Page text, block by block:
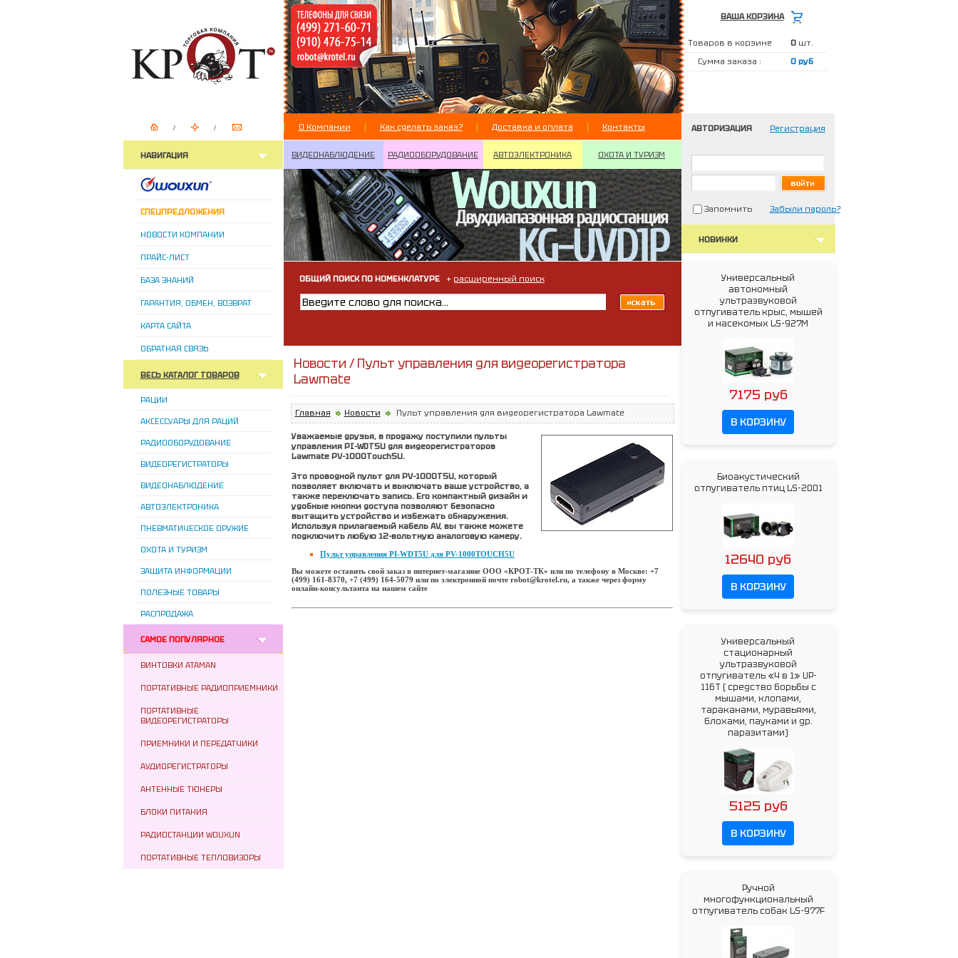
ВАША КОРЗИНА
Товаров в корзине 0 шт.
Сумма заказа :
0 руб
О Компании Как сделать заказ? Доставка и оплата Контакты
НАВИГАЦИЯ
СПЕЦПРЕДЛОЖЕНИЯ
НОВОСТИ КОМПАНИИ
ПРАЙС-ЛИСТ
БАЗА ЗНАНИЙ
ГАРАНТИЯ, ОБМЕН, ВОЗВРАТ
КАРТА САЙТА
ОБРАТНАЯ СВЯЗЬ
ВЕСЬ КАТАЛОГ ТОВАРОВ
РАЦИИ
АКСЕССУАРЫ ДЛЯ РАЦИЙ
РАДИООБОРУДОВАНИЕ
ВИДЕОРЕГИСТРАТОРЫ
ВИДЕОНАБЛЮДЕНИЕ
АВТОЭЛЕКТРОНИКА
ПНЕВМАТИЧЕСКОЕ ОРУЖИЕ
ОХОТА И ТУРИЗМ
ЗАЩИТА ИНФОРМАЦИИ
ПОЛЕЗНЫЕ ТОВАРЫ
РАСПРОДАЖА
САМОЕ ПОПУЛЯРНОЕ
ВИНТОВКИ ATAMAN
ПОРТАТИВНЫЕ РАДИОПРИЕМНИКИ
ПОРТАТИВНЫЕ
ВИДЕОРЕГИСТРАТОРЫ
ПРИЕМНИКИ И ПЕРЕДАТЧИКИ
АУДИОРЕГИСТРАТОРЫ
АНТЕННЫЕ ТЮНЕРЫ
БЛОКИ ПИТАНИЯ
РАДИОСТАНЦИИ WOUXUN
ПОРТАТИВНЫЕ ТЕПЛОВИЗОРЫ
ВИДЕОНАБЛЮДЕНИЕ РАДИООБОРУДОВАНИЕ АВТОЭЛЕКТРОНИКА ОХОТА И ТУРИЗМ
ОБЩИЙ ПОИСК ПО НОМЕНКЛАТУРЕ+ расширенный поиск
Новости / Пульт управления для видеорегистратора
Lawmate
Главная Новости Пульт управления для видеорегистратора Lawmate
Уважаемые друзья, в продажу поступили пульты
управления PI-WDT5U для видеорегистраторов
Lawmate PV-1000Touch5U.
Это проводной пульт для PV-1000T5U, который
позволяет включать и выключать ваше устройство, а
также переключать запись. Его компактный дизайн и
удобные кнопки доступа позволяют безопасно
вытащить устройство и избежать обнаружения.
Используя прилагаемый кабель AV, вы также можете
подключить любую 12-вольтную аналоговую камеру.
Пульт управления PI-WDT5U для PV-1000TOUCH5U
Вы можете оставить свой заказ в интернет-магазине ООО «КРОТ-ТК» или по телефону в Москве: +7
(499) 161-8370, +7 (499) 164-5079 или по электронной почте robot@krotel.ru, а также через форму
онлайн-консультанта на нашем сайте
АВТОРИЗАЦИЯ Регистрация
Запомнить Забыли пароль?
НОВИНКИ
Универсальный
автономный
ультразвуковой
отпугиватель крыс, мышей
и насекомых LS-927M
7175 руб
В КОРЗИНУ
Биоакустический
отпугиватель птиц LS-2001
12640 руб
В КОРЗИНУ
Универсальный
стационарный
ультразвуковой
отпугиватель «4 в 1» UP-
116T ( cредство борьбы с
мышами, клопами,
тараканами, муравьями,
блохами, пауками и др.
паразитами)
5125 руб
В КОРЗИНУ
Ручной
многофункциональный
отпугиватель собак LS-977F